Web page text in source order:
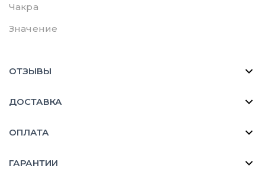
Чакра
Значение
ОТЗЫВЫ
ДОСТАВКА
ОПЛАТА
ГАРАНТИИ